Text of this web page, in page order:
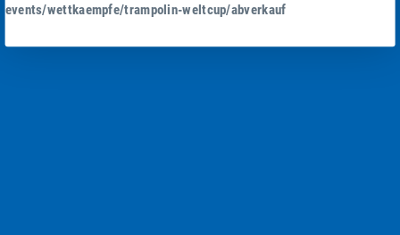
events/wettkaempfe/trampolin-weltcup/abverkauf